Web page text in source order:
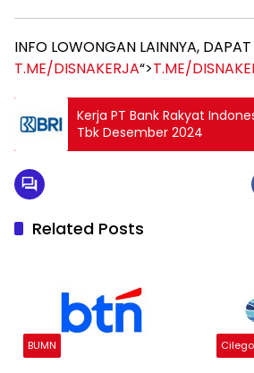
INFO LOWONGAN LAINNYA,
T.ME/DISNAKERJA“>T.ME/
Kerja PT Bank Rakyat
Tbk Desember 2024
Related Posts
BUMN